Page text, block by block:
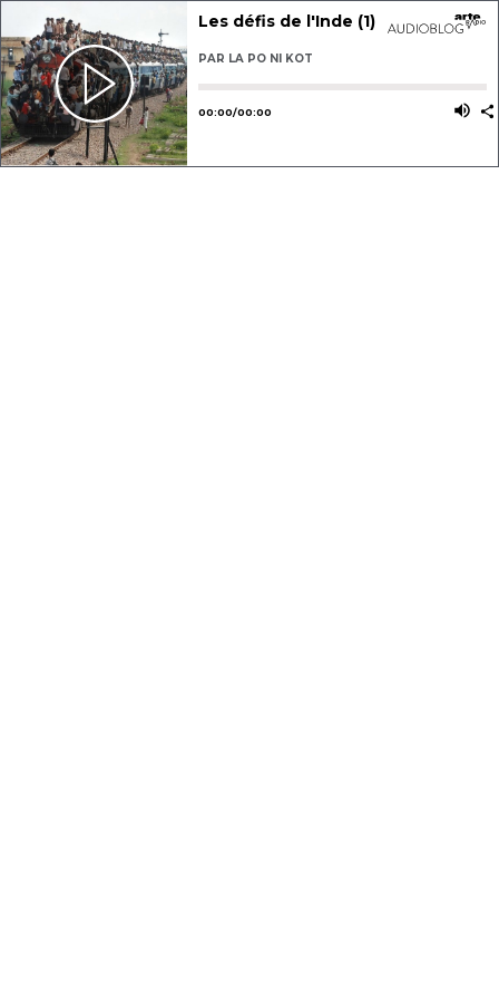
Les défis de l'Inde (1)
PAR LA PO NI KOT
Utilisez les flèches gauche ou
00:00/00:00